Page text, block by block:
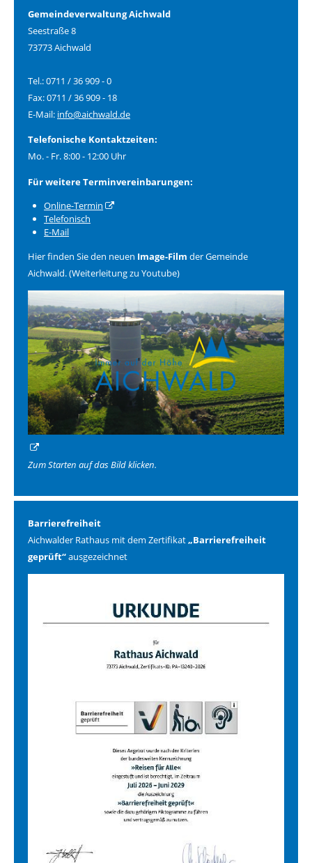
Gemeindeverwaltung Aichwald
Seestraße 8
73773 Aichwald
Tel.: 0711 / 36 909 - 0
Fax: 0711 / 36 909 - 18
E-Mail: info@aichwald.de
Telefonische Kontaktzeiten:
Mo. - Fr. 8:00 - 12:00 Uhr
Für weitere Terminvereinbarungen:
Online-Termin
Telefonisch
E-Mail
Hier finden Sie den neuen Image-Film der Gemeinde
Aichwald. (Weiterleitung zu Youtube)
Zum Starten auf das Bild klicken.
Barrierefreiheit
Aichwalder Rathaus mit dem Zertifikat„Barrierefreiheit
geprüft“ausgezeichnet